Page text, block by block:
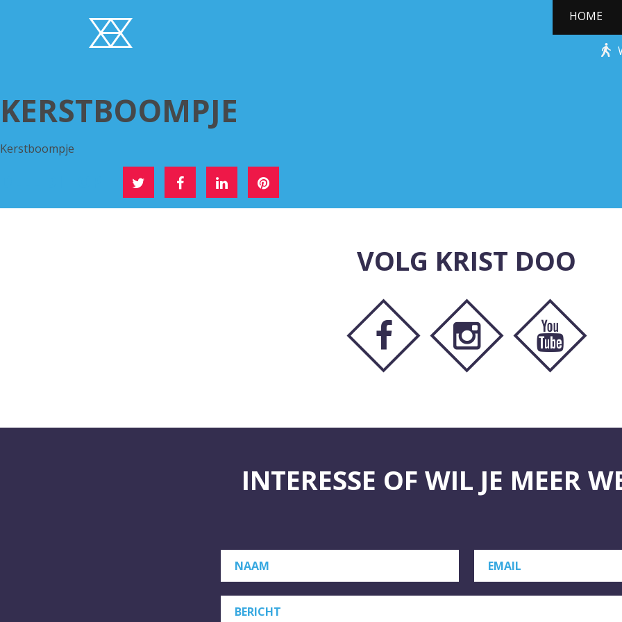
HOME
KERSTBOOMPJE
Kerstboompje
VOLG KRIST DOO
INTERESSE OF WIL JE MEER